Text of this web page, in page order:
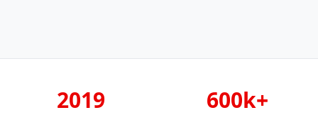
2019 600k+